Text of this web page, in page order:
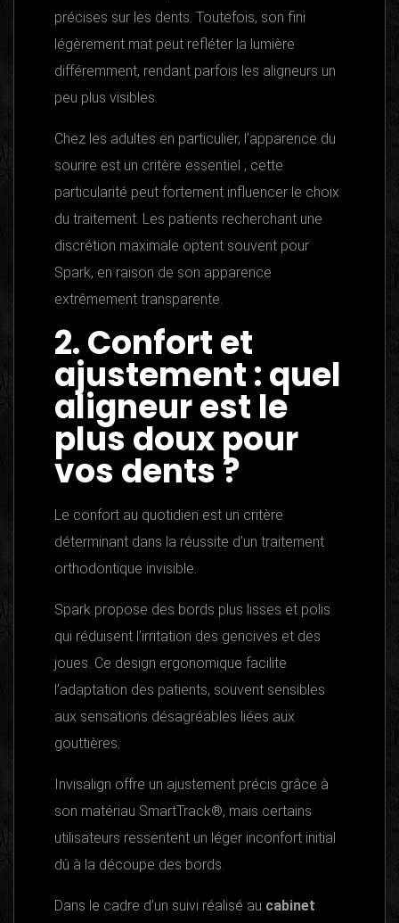
précises sur les dents. Toutefois, son fini
légèrement mat peut refléter la lumière
différemment, rendant parfois les aligneurs un
peu plus visibles.
Chez les adultes en particulier, l’apparence du
sourire est un critère essentiel ; cette
particularité peut fortement influencer le choix
du traitement. Les patients recherchant une
discrétion maximale optent souvent pour
Spark, en raison de son apparence
extrêmement transparente.
2. Confort et
ajustement : quel
aligneur est le
plus doux pour
vos dents ?
Le confort au quotidien est un critère
déterminant dans la réussite d’un traitement
orthodontique invisible.
Spark propose des bords plus lisses et polis
qui réduisent l’irritation des gencives et des
joues. Ce design ergonomique facilite
l’adaptation des patients, souvent sensibles
aux sensations désagréables liées aux
gouttières.
Invisalign offre un ajustement précis grâce à
son matériau SmartTrack®, mais certains
utilisateurs ressentent un léger inconfort initial
dû à la découpe des bords.
Dans le cadre d’un suivi réalisé au cabinet